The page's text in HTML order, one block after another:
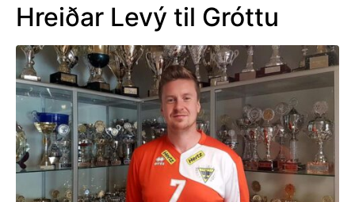
Hreiðar Levý til Gróttu